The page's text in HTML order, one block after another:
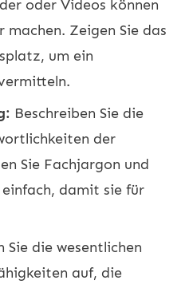
oder Videos können
Zeigen Sie das
um ein
Beschreiben Sie die
der
Sie Fachjargon und
einfach, damit sie für
Sie die wesentlichen
auf, die